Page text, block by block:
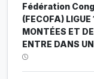
Fédération
(FECOFA)
MONTÉES ET
ENTRE DANS